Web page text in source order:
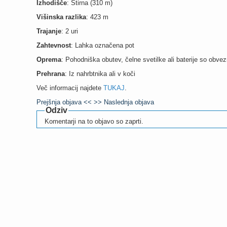
Izhodišče: Štirna (310 m)
Višinska razlika: 423 m
Trajanje: 2 uri
Zahtevnost: Lahka označena pot
Oprema: Pohodniška obutev, čelne svetilke ali baterije so
Prehrana: Iz nahrbtnika ali v koči
Več informacij najdete TUKAJ.
Prejšnja objava << >> Naslednja objava
Odziv
Komentarji na to objavo so zaprti.